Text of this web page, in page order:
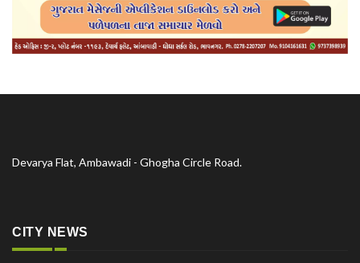
Devarya Flat, Ambawadi - Ghogha Circle Road.
CITY NEWS